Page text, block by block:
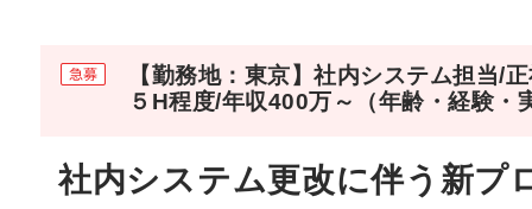
【勤務地：東京】社内システム担当/
５H程度/年収400万～（年齢・経験・
社内システム更改に伴う新プ